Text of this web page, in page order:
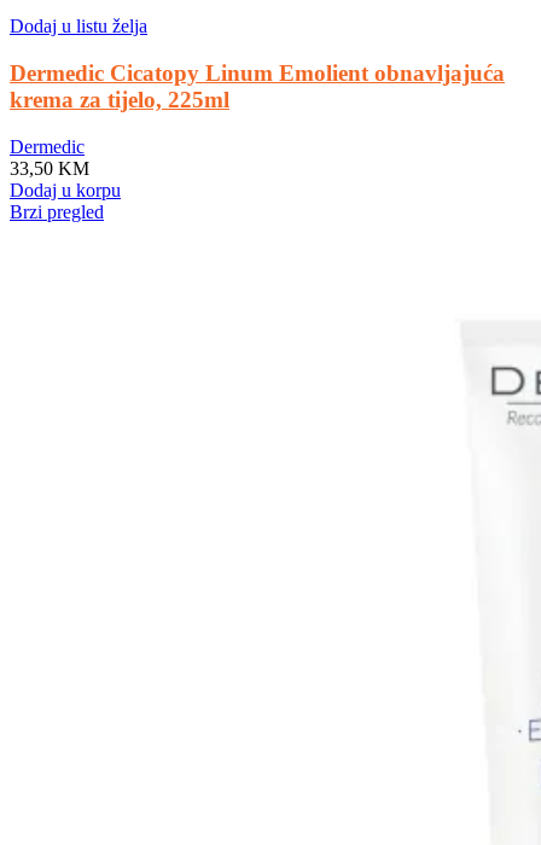
Dodaj u listu želja
Dermedic Cicatopy Linum Emolient obnavljajuća
krema za tijelo, 225ml
Dermedic
33,50 KM
Dodaj u korpu
Brzi pregled